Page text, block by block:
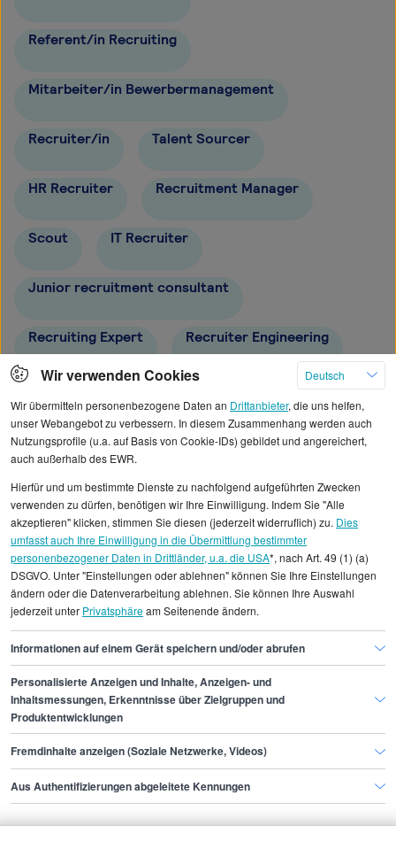
Referent/in Recruiting
Mitarbeiter/in Bewerbermanagement
Recruiter/in Talent Sourcer
HR Recruiter Recruitment Manager
Scout IT Recruiter
Junior recruitment consultant
Recruiting Expert Recruiter Engineering
Talent Manager
Alle angezeigten Gehaltsdaten beruhen auf
statistischen Erhebungen durch StepStone. Es sind
Durchschnittswerte und die Angaben können nicht
einzelnen Stellenangeboten zugeordnet werden.
Gehaltsinformationen Personal Talent Scout
Finde den Job,
der zu dir passt.
Bewerbende
Wir verwenden Cookies
Deutsch
Wir übermitteln personenbezogene Daten an Drittanbieter, die uns helfen,
unser Webangebot zu verbessern. In diesem Zusammenhang werden auch
Nutzungsprofile (u.a. auf Basis von Cookie-IDs) gebildet und angereichert,
auch außerhalb des EWR.
Hierfür und um bestimmte Dienste zu nachfolgend aufgeführten Zwecken
verwenden zu dürfen, benötigen wir Ihre Einwilligung. Indem Sie "Alle
akzeptieren" klicken, stimmen Sie diesen (jederzeit widerruflich) zu. Dies
umfasst auch Ihre Einwilligung in die Übermittlung bestimmter
personenbezogener Daten in Drittländer, u.a. die USA*, nach Art. 49 (1) (a)
DSGVO. Unter "Einstellungen oder ablehnen" können Sie Ihre Einstellungen
ändern oder die Datenverarbeitung ablehnen. Sie können Ihre Auswahl
jederzeit unter Privatsphäream Seitenende ändern.
Informationen auf einem Gerät speichern und/oder abrufen
Personalisierte Anzeigen und Inhalte, Anzeigen- und
Inhaltsmessungen, Erkenntnisse über Zielgruppen und
Produktentwicklungen
Fremdinhalte anzeigen (Soziale Netzwerke, Videos)
Aus Authentifizierungen abgeleitete Kennungen